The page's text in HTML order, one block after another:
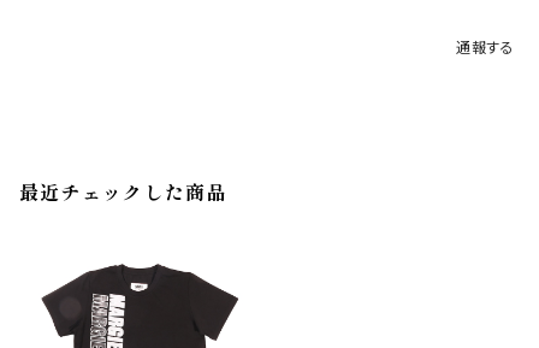
通報する
最近チェックした商品